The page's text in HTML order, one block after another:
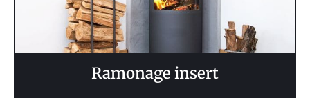
Ramonage insert